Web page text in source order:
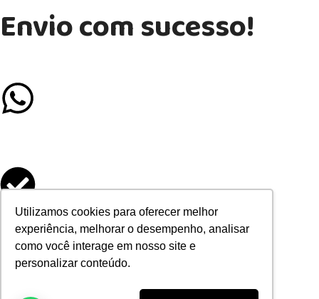
Utilizamos cookies para oferecer melhor
experiência, melhorar o desempenho, analisar
como você interage em nosso site e
personalizar conteúdo.
Envio com sucesso!
Formulário enviado
com sucesso